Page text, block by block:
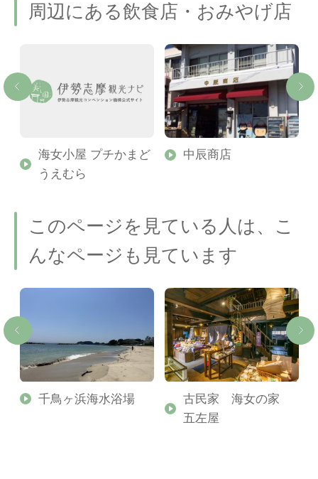
周辺にある飲食店・おみやげ店
海女小屋 プチかまど
うえむら
中辰商店
このページを見ている人は、こ
んなページも見ています
千鳥ヶ浜海水浴場
古民家 海女の家
五左屋